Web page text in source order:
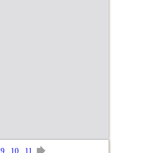
9 10 11